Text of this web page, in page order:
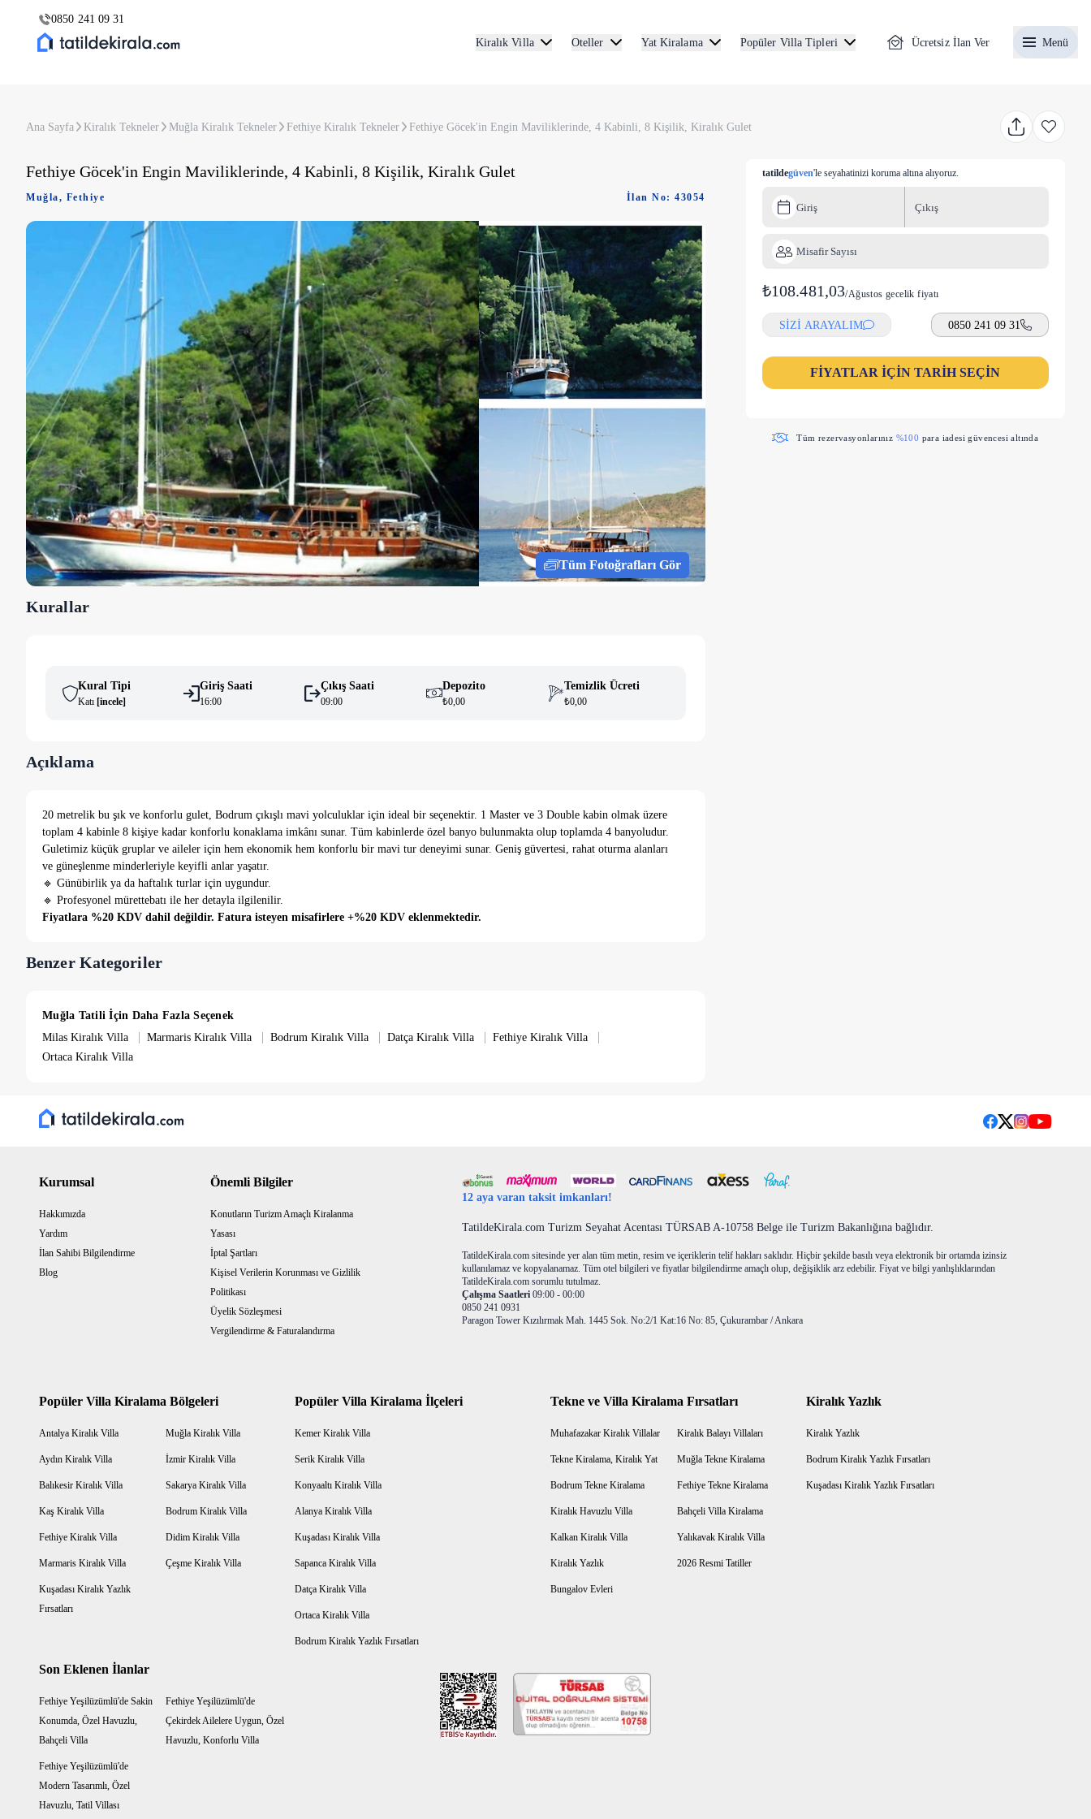
0850 241 09 31
Kiralık Villa
Oteller Yat Kiralama Popüler Villa Tipleri Ücretsiz İlan Ver Menü
Ana Sayfa Kiralık Tekneler Muğla Kiralık Tekneler Fethiye Kiralık Tekneler Fethiye Göcek'in Engin Maviliklerinde, 4 Kabinli, 8 Kişilik, Kiralık Gulet
Fethiye Göcek'in Engin Maviliklerinde, 4 Kabinli, 8 Kişilik, Kiralık Gulet
Muğla, Fethiye İlan No: 43054
Tüm Fotoğrafları Gör
Kurallar
Kural Tipi
Katı [i̇ncele]
Giriş Saati
16:00
Çıkış Saati
09:00
Depozito
₺0,00
Temizlik Ücreti
₺0,00
Açıklama
20 metrelik bu şık ve konforlu gulet, Bodrum çıkışlı mavi yolculuklar için ideal bir seçenektir. 1 Master ve 3 Double kabin olmak üzere
toplam 4 kabinle 8 kişiye kadar konforlu konaklama imkânı sunar. Tüm kabinlerde özel banyo bulunmakta olup toplamda 4 banyoludur.
Guletimiz küçük gruplar ve aileler için hem ekonomik hem konforlu bir mavi tur deneyimi sunar. Geniş güvertesi, rahat oturma alanları
ve güneşlenme minderleriyle keyifli anlar yaşatır.
🔹 Günübirlik ya da haftalık turlar için uygundur.
🔹 Profesyonel mürettebatı ile her detayla ilgilenilir.
Fiyatlara %20 KDV dahil değildir. Fatura isteyen misafirlere +%20 KDV eklenmektedir.
Benzer Kategoriler
Muğla Tatili İçin Daha Fazla Seçenek
Milas Kiralık Villa
| Marmaris Kiralık Villa | Bodrum Kiralık Villa | Datça Kiralık Villa | Fethiye Kiralık Villa |
Ortaca Kiralık Villa
tatildegüven'le seyahatinizi koruma altına alıyoruz.
Giriş Çıkış
Misafir Sayısı
₺108.481,03/Ağustos gecelik fiyatı
SİZİ ARAYALIM 0850 241 09 31
FİYATLAR İÇİN TARİH SEÇİN
Tüm rezervasyonlarınız %100 para iadesi güvencesi altında
Kurumsal
Hakkımızda
Yardım
İlan Sahibi Bilgilendirme
Blog
Önemli Bilgiler
Konutların Turizm Amaçlı Kiralanma
Yasası
İptal Şartları
Kişisel Verilerin Korunması ve Gizlilik
Politikası
Üyelik Sözleşmesi
Vergilendirme & Faturalandırma
12 aya varan taksit imkanları!
TatildeKirala.com Turizm Seyahat Acentası TÜRSAB A-10758 Belge ile Turizm Bakanlığına bağlıdır.
TatildeKirala.com sitesinde yer alan tüm metin, resim ve içeriklerin telif hakları saklıdır. Hiçbir şekilde basılı veya elektronik bir ortamda izinsiz
kullanılamaz ve kopyalanamaz. Tüm otel bilgileri ve fiyatlar bilgilendirme amaçlı olup, değişiklik arz edebilir. Fiyat ve bilgi yanlışlıklarından
TatildeKirala.com sorumlu tutulmaz.
Çalışma Saatleri 09:00 - 00:00
0850 241 0931
Paragon Tower Kızılırmak Mah. 1445 Sok. No:2/1 Kat:16 No: 85, Çukurambar / Ankara
Popüler Villa Kiralama Bölgeleri
Antalya Kiralık Villa Muğla Kiralık Villa
Aydın Kiralık Villa İzmir Kiralık Villa
Balıkesir Kiralık Villa Sakarya Kiralık Villa
Kaş Kiralık Villa Bodrum Kiralık Villa
Fethiye Kiralık Villa Didim Kiralık Villa
Marmaris Kiralık Villa Çeşme Kiralık Villa
Kuşadası Kiralık Yazlık
Fırsatları
Popüler Villa Kiralama İlçeleri
Kemer Kiralık Villa
Serik Kiralık Villa
Konyaaltı Kiralık Villa
Alanya Kiralık Villa
Kuşadası Kiralık Villa
Sapanca Kiralık Villa
Datça Kiralık Villa
Ortaca Kiralık Villa
Bodrum Kiralık Yazlık Fırsatları
Tekne ve Villa Kiralama Fırsatları
Muhafazakar Kiralık Villalar Kiralık Balayı Villaları
Tekne Kiralama, Kiralık Yat Muğla Tekne Kiralama
Bodrum Tekne Kiralama Fethiye Tekne Kiralama
Kiralık Havuzlu Villa Bahçeli Villa Kiralama
Kalkan Kiralık Villa Yalıkavak Kiralık Villa
Kiralık Yazlık 2026 Resmi Tatiller
Bungalov Evleri
Kiralık Yazlık
Kiralık Yazlık
Bodrum Kiralık Yazlık Fırsatları
Kuşadası Kiralık Yazlık Fırsatları
Son Eklenen İlanlar
Fethiye Yeşilüzümlü'de Sakin
Konumda, Özel Havuzlu,
Bahçeli Villa
Fethiye Yeşilüzümlü'de
Çekirdek Ailelere Uygun, Özel
Havuzlu, Konforlu Villa
Fethiye Yeşilüzümlü'de
Modern Tasarımlı, Özel
Havuzlu, Tatil Villası